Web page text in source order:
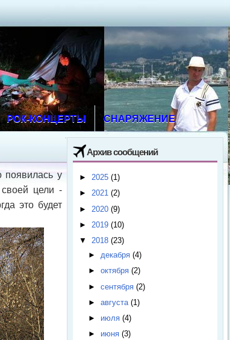
РОК-КОНЦЕРТЫ СНАРЯЖЕНИЕ
появилась у
своей цели -
это будет
Архив сообщений
► 2025 (1)
► 2021 (2)
► 2020 (9)
► 2019 (10)
▼
2018 (23)
►декабря (4)
►октября (2)
►сентября (2)
►августа (1)
► июля (4)
► июня (3)